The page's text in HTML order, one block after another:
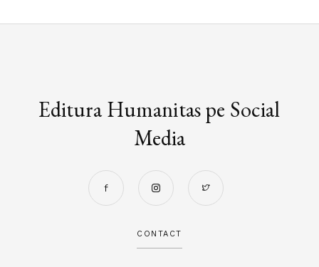
Editura Humanitas pe Social
Media
CONTACT